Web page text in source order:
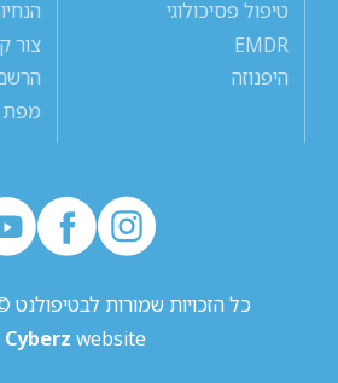
טיפול פסיכולוגי
EMDR
היפנוזה
צור
כל הזכויות שמורות לבטיפולנט © 2016 -
Cyberz website